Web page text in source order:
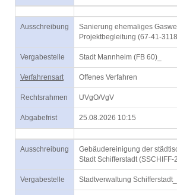
Ausschreibung
Sanierung ehemaliges
Projektbegleitung (67-41-
Vergabestelle Stadt Mannheim (FB 60)_
Verfahrensart Offenes Verfahren
Rechtsrahmen UVgO/VgV
Abgabefrist 25.08.2026 10:15
Ausschreibung
Gebäudereinigung der
Stadt Schifferstadt
Vergabestelle Stadtverwaltung Schifferstadt_